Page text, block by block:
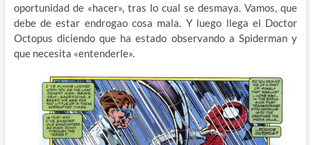
oportunidad de «hacer», tras lo cual se desmaya. Vamos, que
debe de estar endrogao cosa mala. Y luego llega el Doctor
Octopus diciendo que ha estado observando a Spiderman y
que necesita «entenderle».